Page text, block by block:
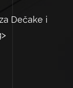
Dečake i